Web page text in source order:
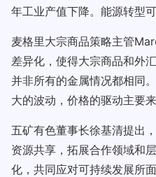
年工业产值下降。能源转型
麦格里大宗商品策略主管
差异化，使得大宗商品和外
并非所有的金属情况都相同
大的波动，价格的驱动主要
五矿有色董事长徐基清提出
资源共享，拓展合作领域和
化，共同应对可持续发展所面